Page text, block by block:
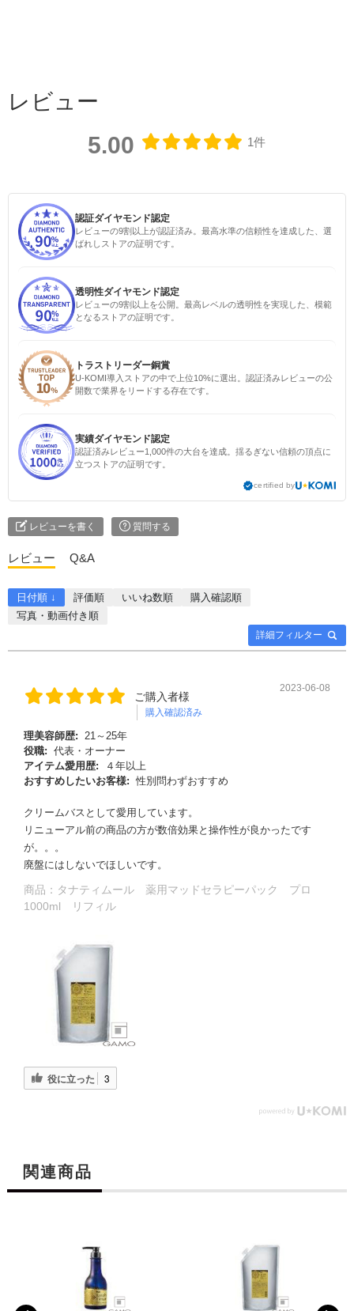
レビュー
5.00 1件
認証ダイヤモンド認定
レビューの9割以上が認証済み。最高水準の信頼性を達成した、選
ばれしストアの証明です。
透明性ダイヤモンド認定
レビューの9割以上を公開。最高レベルの透明性を実現した、模範
となるストアの証明です。
トラストリーダー銅賞
U-KOMI導入ストアの中で上位10%に選出。認証済みレビューの公
開数で業界をリードする存在です。
実績ダイヤモンド認定
認証済みレビュー1,000件の大台を達成。揺るぎない信頼の頂点に
立つストアの証明です。
certified by
レビューを書く 質問する
レビュー Q&A
詳細フィルター
日付順 ↓ 評価順 いいね数順
購入確認順
写真・動画付き順
ご購入者様
購入確認済み
2023-06-08
理美容師歴: 21～25年
役職: 代表・オーナー
アイテム愛用歴:
４年以上
おすすめしたいお客様: 性別問わずおすすめ
クリームバスとして愛用しています。
リニューアル前の商品の方が数倍効果と操作性が良かったです
が。。。
廃盤にはしないでほしいです。
商品： タナティムール 薬用マッドセラピーパック プロ
1000ml リフィル
役に立った 3
関連商品